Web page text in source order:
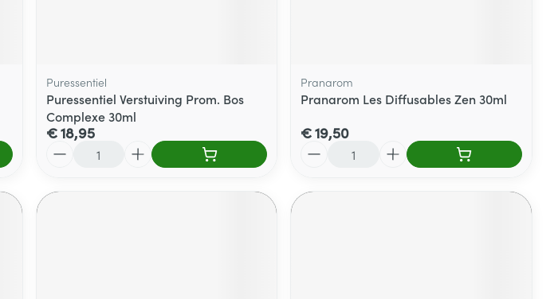
Puressentiel
Puressentiel Verstuiving Prom. Bos
Complexe 30ml
€ 18,95
Pranarom
Pranarom Les Diffusables Zen 30ml
€ 19,50